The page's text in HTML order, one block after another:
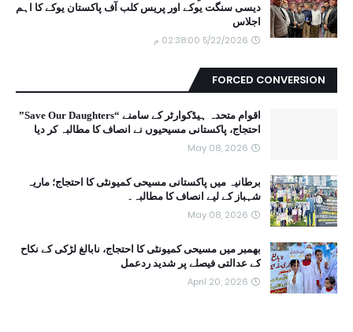
دیسی سنگت یوکے اور پریس کلب آف پاکستان یوکے کا اہم
اجلاس
5/22/2026 02:38:00 م
FORCED CONVERSION
اقوام متحدہ ہیڈکوارٹر کے سامنے “Save Our Daughters”
احتجاج، پاکستانی مسیحیوں نے انصاف کا مطالبہ کر دیا
May 08, 2026
برطانیہ میں پاکستانی مسیحی کمیونٹی کا احتجاج؛ ماریہ
شہباز کے لیے انصاف کا مطالبہ۔
May 08, 2026
بھمبر میں مسیحی کمیونٹی کا احتجاج، نابالغ لڑکی کے نکاح
کے عدالتی فیصلے پر شدید ردعمل
April 20, 2026